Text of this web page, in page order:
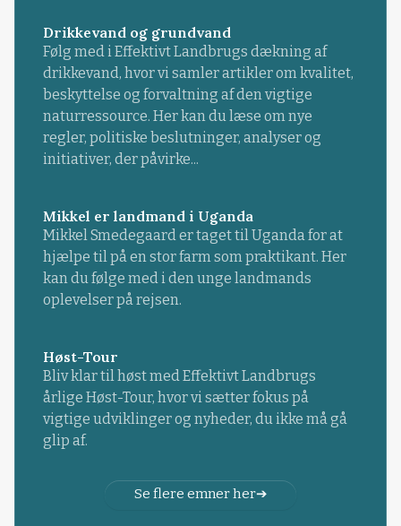
Drikkevand og grundvand
Følg med i Effektivt Landbrugs dækning af
drikkevand, hvor vi samler artikler om kvalitet,
beskyttelse og forvaltning af den vigtige
naturressource. Her kan du læse om nye
regler, politiske beslutninger, analyser og
initiativer, der påvirke...
Mikkel er landmand i Uganda
Mikkel Smedegaard er taget til Uganda for at
hjælpe til på en stor farm som praktikant. Her
kan du følge med i den unge landmands
oplevelser på rejsen.
Høst-Tour
Bliv klar til høst med Effektivt Landbrugs
årlige Høst-Tour, hvor vi sætter fokus på
vigtige udviklinger og nyheder, du ikke må gå
glip af.
Se flere emner her